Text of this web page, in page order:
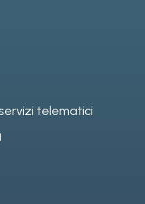
telematici